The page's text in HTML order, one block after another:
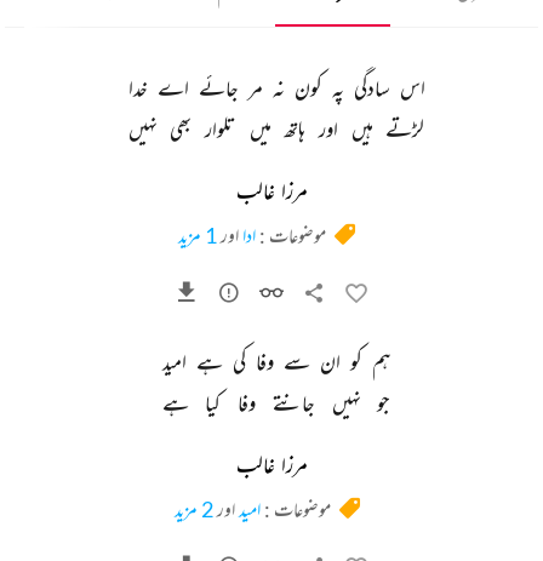
اس سادگی پہ کون نہ مر جائے اے خدا
لڑتے ہیں اور ہاتھ میں تلوار بھی نہیں
مرزا غالب
موضوعات :ادااور1 مزید
ہم کو ان سے وفا کی ہے امید
جو نہیں جانتے وفا کیا ہے
مرزا غالب
موضوعات :امیداور2 مزید